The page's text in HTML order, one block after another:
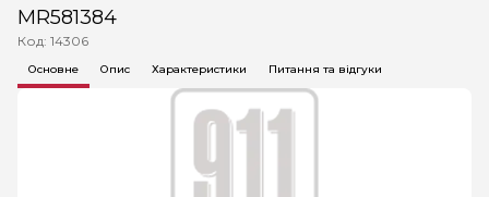
MR581384
Код: 14306
Основне Опис Характеристики Питання та відгуки